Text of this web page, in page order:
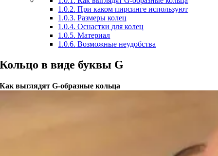
1.0.2. При каком пирсинге используют
1.0.3. Размеры колец
1.0.4. Оснастки для колец
1.0.5. Материал
1.0.6. Возможные неудобства
Кольцо в виде буквы G
Как выглядят G-образные кольца